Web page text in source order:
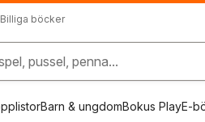
Billiga böcker
pussel, penna...
Barn & ungdomBokus PlayE-